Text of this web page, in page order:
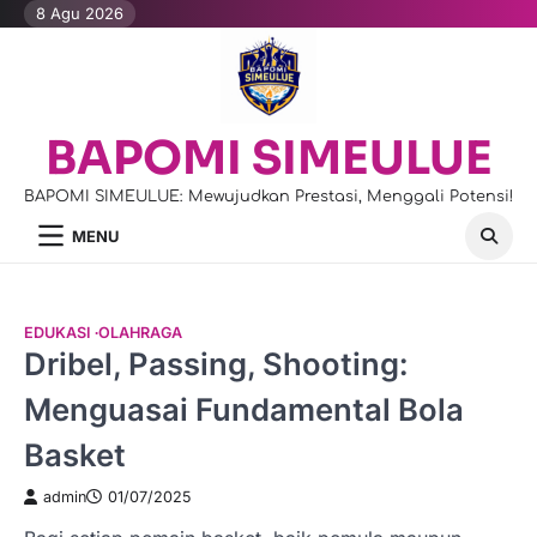
Skip8 Agu 2026
BAPOMI SIMEULUE
BAPOMI SIMEULUE: Mewujudkan Prestasi, Menggali Potensi!
MENU
EDUKASI OLAHRAGA
Dribel, Passing, Shooting:
Menguasai Fundamental Bola
Basket
admin 01/07/2025